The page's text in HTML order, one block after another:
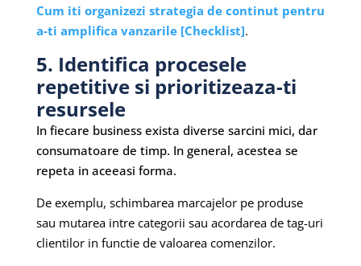
Cum iti organizezi strategia de continut pentru
a-ti amplifica vanzarile [Checklist].
5. Identifica procesele
repetitive si prioritizeaza-ti
resursele
In fiecare business exista diverse sarcini mici, dar
consumatoare de timp. In general, acestea se
repeta in aceeasi forma.
De exemplu, schimbarea marcajelor pe produse
sau mutarea intre categorii sau acordarea de tag-uri
clientilor in functie de valoarea comenzilor.